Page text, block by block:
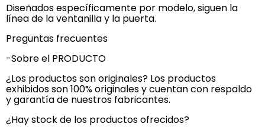
Diseñados específicamente por modelo, siguen la
línea de la ventanilla y la puerta.
Preguntas frecuentes
-Sobre el PRODUCTO
¿Los productos son originales? Los productos
exhibidos son 100% originales y cuentan con respaldo
y garantía de nuestros fabricantes.
¿Hay stock de los productos ofrecidos?